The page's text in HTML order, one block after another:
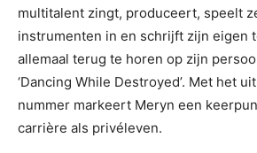
multitalent zingt, produceert, speelt
instrumenten in en schrijft zijn eigen
allemaal terug te horen op zijn
‘Dancing While Destroyed’. Met het
nummer markeert Meryn een
carrière als privéleven.